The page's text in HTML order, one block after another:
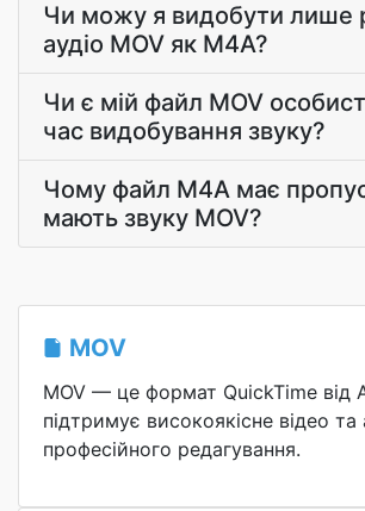
Чи можу я видобути лише
аудіо MOV як M4A?
Чи є мій файл MOV
час видобування звуку?
Чому файл M4A має
мають звуку MOV?
MOV
MOV — це формат QuickTime від
підтримує високоякісне відео та
професійного редагування.